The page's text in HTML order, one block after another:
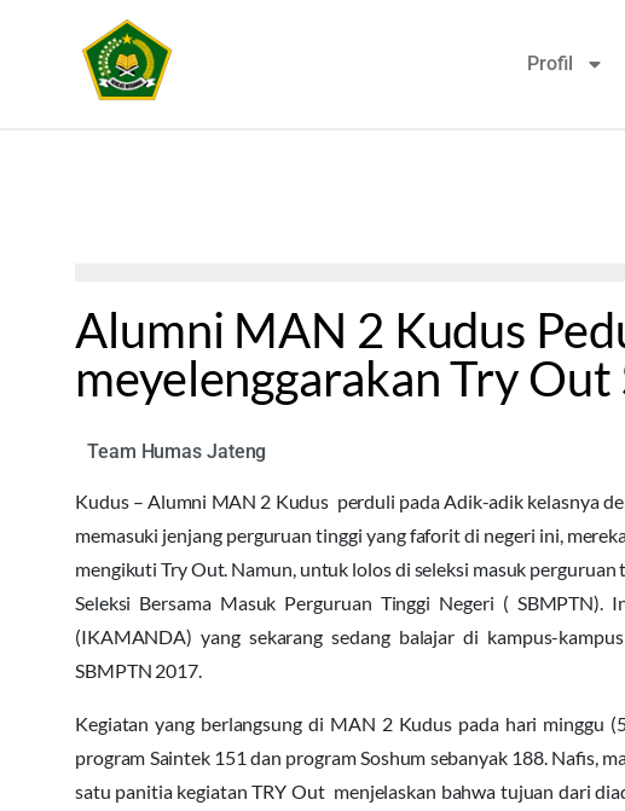
Profil
Alumni MAN 2 Kudus
meyelenggarakan Try
Team Humas Jateng
Kudus – Alumni MAN 2 Kudus perduli pada Adik-adik kelasnya
memasuki jenjang perguruan tinggi yang faforit di negeri ini,
mengikuti Try Out. Namun, untuk lolos di seleksi masuk
Seleksi Bersama Masuk Perguruan Tinggi Negeri (
(IKAMANDA) yang sekarang sedang balajar di kampus-
SBMPTN 2017.
Kegiatan yang berlangsung di MAN 2 Kudus pada hari minggu
program Saintek 151 dan program Soshum sebanyak 188. Nafis,
satu panitia kegiatan TRY Out menjelaskan bahwa tujuan dari